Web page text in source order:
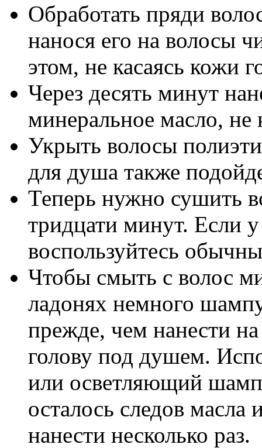
Обработать пряди
нанося его на волосы
этом, не касаясь кожи
Через десять минут
минеральное масло, не
Укрыть волосы
для душа также
Теперь нужно сушить
тридцати минут. Если
воспользуйтесь
Чтобы смыть с волос
ладонях немного
прежде, чем нанести
голову под душем.
или осветляющий
осталось следов
нанести несколько раз.